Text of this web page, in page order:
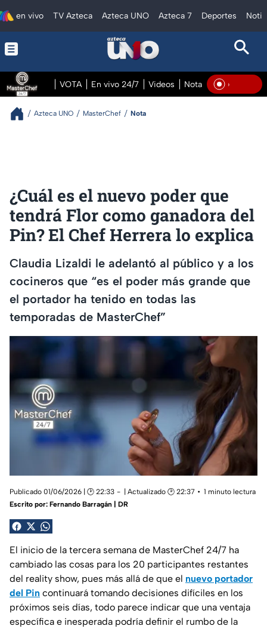
en vivo TV Azteca Azteca UNO Azteca 7 Deportes
VOTA En vivo 24/7 Videos Notas En vivo En
Azteca UNO MasterChef Nota
¿Cuál es el nuevo poder que
tendrá Flor como ganadora del
Pin? El Chef Herrera lo explica
Claudia Lizaldi le adelantó al público y a los
cocineros que “es el poder más grande que
el portador ha tenido en todas las
temporadas de MasterChef”
Publicado 01/06/2026 | 🕑 22:33 | Actualizado 🕑 22:37
1 minuto lectura
Escrito por: Fernando Barragán | DR
El inicio de la tercera semana de MasterChef 24/7 ha
cambiado las cosas para los 20 participantes restantes
del reality show, pues más allá de que el nuevo portador
del Pin continuará tomando decisiones difíciles en los
próximos seis días, todo parece indicar que una ventaja
específica e inesperada podría definir el rumbo de la